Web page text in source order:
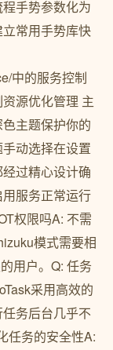
手势参数化为
常用手势库快
中的服务控制
源优化管理 主
主题保护你的
动选择在设置
过精心设计确
服务正常运行
权限吗A: 不需
模式需要相
用户。Q: 任务
采用高效的
务后台几乎不
任务的安全性A: